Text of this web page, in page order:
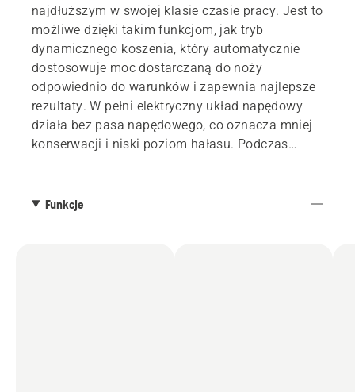
najdłuższym w swojej klasie czasie pracy. Jest to
możliwe dzięki takim funkcjom, jak tryb
dynamicznego koszenia, który automatycznie
dostosowuje moc dostarczaną do noży
odpowiednio do warunków i zapewnia najlepsze
rezultaty. W pełni elektryczny układ napędowy
działa bez pasa napędowego, co oznacza mniej
konserwacji i niski poziom hałasu. Podczas
zwiększają jej wydajność. Oprócz koszenia
Funkcje